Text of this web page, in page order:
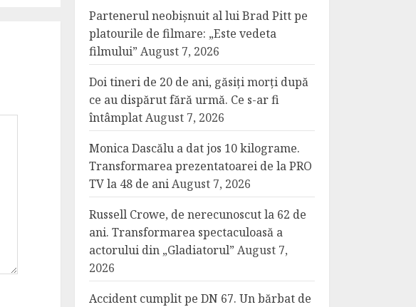
Partenerul neobișnuit al lui Brad Pitt pe
platourile de filmare: „Este vedeta
filmului” August 7, 2026
Doi tineri de 20 de ani, găsiți morți după
ce au dispărut fără urmă. Ce s-ar fi
întâmplatAugust 7, 2026
Monica Dascălu a dat jos 10 kilograme.
Transformarea prezentatoarei de la PRO
TV la 48 de aniAugust 7, 2026
Russell Crowe, de nerecunoscut la 62 de
ani. Transformarea spectaculoasă a
actorului din „Gladiatorul” August 7,
2026
Accident cumplit pe DN 67. Un bărbat de